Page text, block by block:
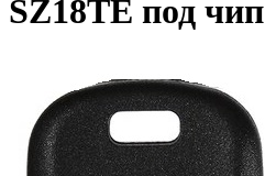
SZ18TE под чип